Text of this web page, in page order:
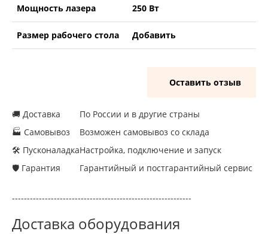
Мощность лазера 250 Вт
Размер рабочего стола Добавить
Оставить отзыв
🚚 Доставка
🏭 Самовывоз
🛠 Пусконаладка
🛡 Гарантия
По России и в другие страны
Возможен самовывоз со склада
Настройка, подключение и запуск
Гарантийный и постгарантийный сервис
------------------------------------------------------------
Доставка оборудования